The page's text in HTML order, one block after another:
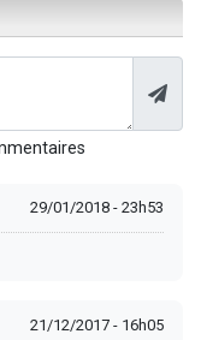
29/01/2018 - 23h53
21/12/2017 - 16h05